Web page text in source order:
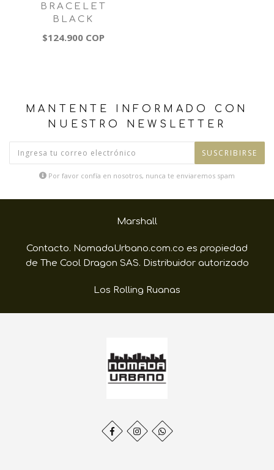
BRACELET
BLACK
$124.900 COP
MANTENTE INFORMADO CON
NUESTRO NEWSLETTER
SUSCRIBIRSE
Por favor confía en nosotros, nunca te enviaremos spam
Marshall
Contacto. NomadaUrbano.com.co es propiedad
de The Cool Dragon SAS. Distribuidor autorizado
Los Rolling Ruanas